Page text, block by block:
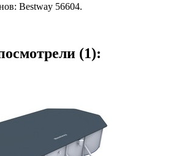
Bestway 56604.
(1):